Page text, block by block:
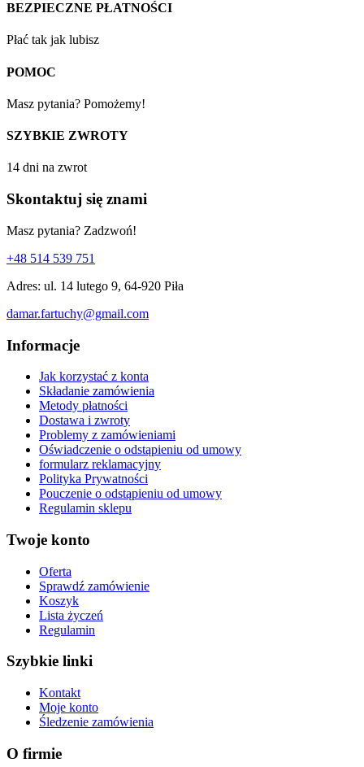
BEZPIECZNE PŁATNOŚCI
Płać tak jak lubisz
POMOC
Masz pytania? Pomożemy!
SZYBKIE ZWROTY
14 dni na zwrot
Skontaktuj się znami
Masz pytania? Zadzwoń!
+48 514 539 751
Adres: ul. 14 lutego 9, 64-920 Piła
damar.fartuchy@gmail.com
Informacje
Jak korzystać z konta
Składanie zamówienia
Metody płatności
Dostawa i zwroty
Problemy z zamówieniami
Oświadczenie o odstąpieniu od umowy
formularz reklamacyjny
Polityka Prywatności
Pouczenie o odstąpieniu od umowy
Regulamin sklepu
Twoje konto
Oferta
Sprawdź zamówienie
Koszyk
Lista życzeń
Regulamin
Szybkie linki
Kontakt
Moje konto
Śledzenie zamówienia
O firmie